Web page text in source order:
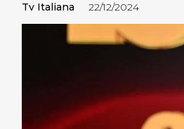
Tv Italiana 22/12/2024